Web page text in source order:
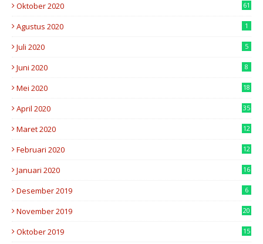
Oktober 2020 61
Agustus 2020 1
Juli 2020 5
Juni 2020 8
Mei 2020 18
April 2020 35
Maret 2020 12
Februari 2020 12
Januari 2020 16
Desember 2019 6
November 2019 20
Oktober 2019 15